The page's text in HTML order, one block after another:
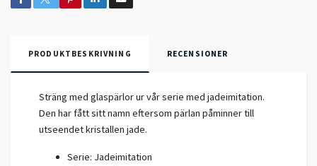
PRODUKTBESKRIVNING RECENSIONER
Sträng med glaspärlor ur vår serie med jadeimitation.
Den har fått sitt namn eftersom pärlan påminner till
utseendet kristallen jade.
Serie: Jadeimitation